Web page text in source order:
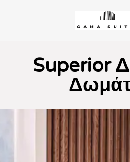
Superior